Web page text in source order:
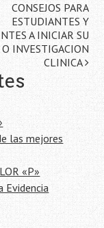
CONSEJOS PARA
ESTUDIANTES Y
A INICIAR SU
O INVESTIGACION
CLINICA
las mejores
«P»
Evidencia